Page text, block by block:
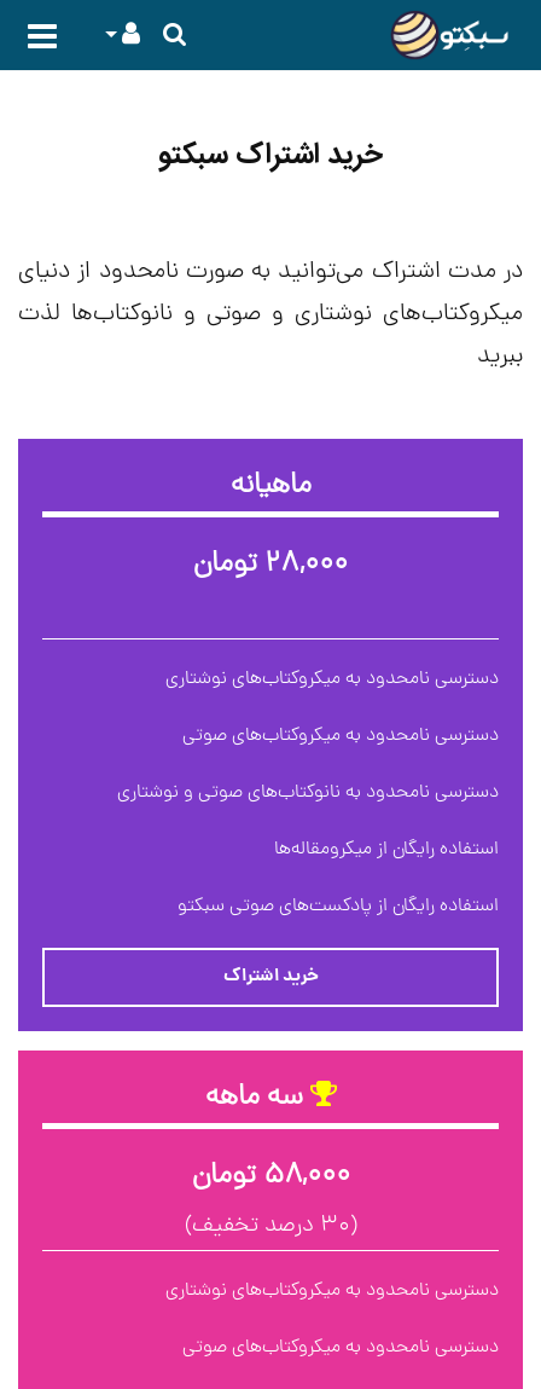
خرید اشتراک سبکتو
در مدت اشتراک می‌توانید به صورت نامحدود از دنیای
میکروکتاب‌های نوشتاری و صوتی و نانوکتاب‌ها لذت
ببرید
ماهیانه
۲۸,۰۰۰ تومان
دسترسی نامحدود به میکروکتاب‌های نوشتاری
دسترسی نامحدود به میکروکتاب‌های صوتی
دسترسی نامحدود به نانوکتاب‌های صوتی و نوشتاری
استفاده رایگان از میکرومقاله‌ها
استفاده رایگان از پادکست‌های صوتی سبکتو
خرید اشتراک
سه ماهه
۵۸,۰۰۰ تومان
(۳۰ درصد تخفیف)
دسترسی نامحدود به میکروکتاب‌های نوشتاری
دسترسی نامحدود به میکروکتاب‌های صوتی